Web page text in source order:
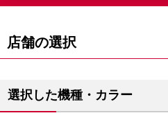
店舗の選択
選択した機種・カラー